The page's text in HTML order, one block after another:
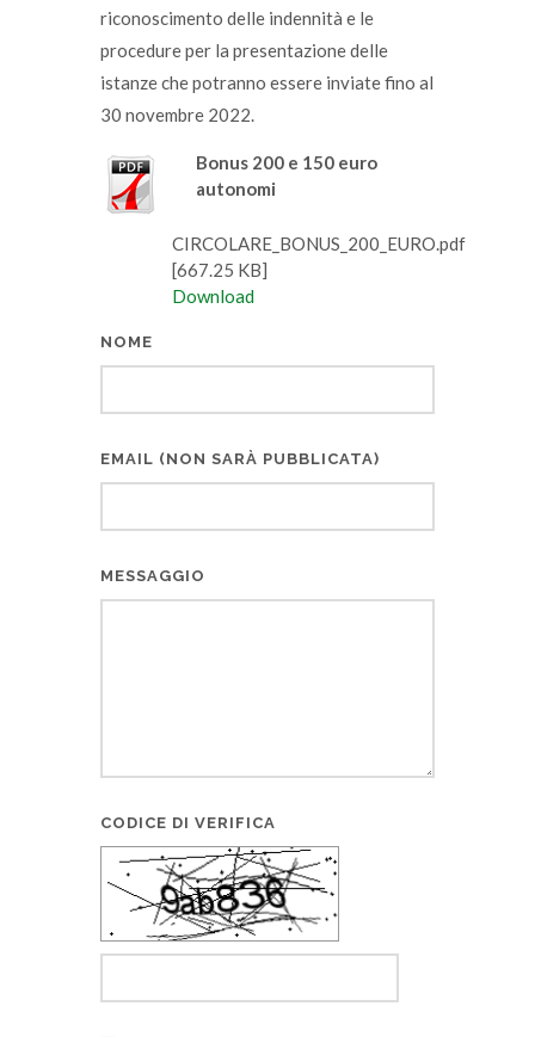
riconoscimento delle indennità e le
procedure per la presentazione delle
istanze che potranno essere inviate fino al
30 novembre 2022.
Bonus 200 e 150 euro
autonomi
CIRCOLARE_BONUS_200_EURO.pdf
[667.25 KB]
Download
NOME
EMAIL (NON SARÀ PUBBLICATA)
MESSAGGIO
CODICE DI VERIFICA